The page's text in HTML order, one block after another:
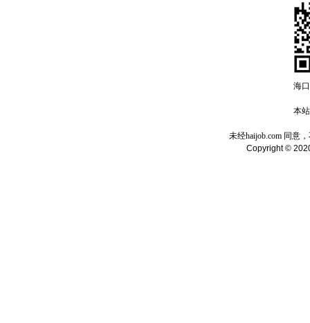
海
本
未经haijob.com 同意
Copyright ©